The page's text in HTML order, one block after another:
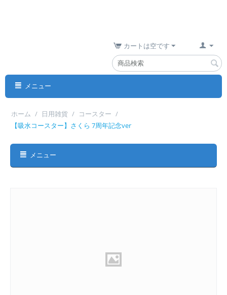
カートは空です
メニュー
ホーム / 日用雑貨 / コースター /
【吸水コースター】さくら 7周年記念ver
メニュー